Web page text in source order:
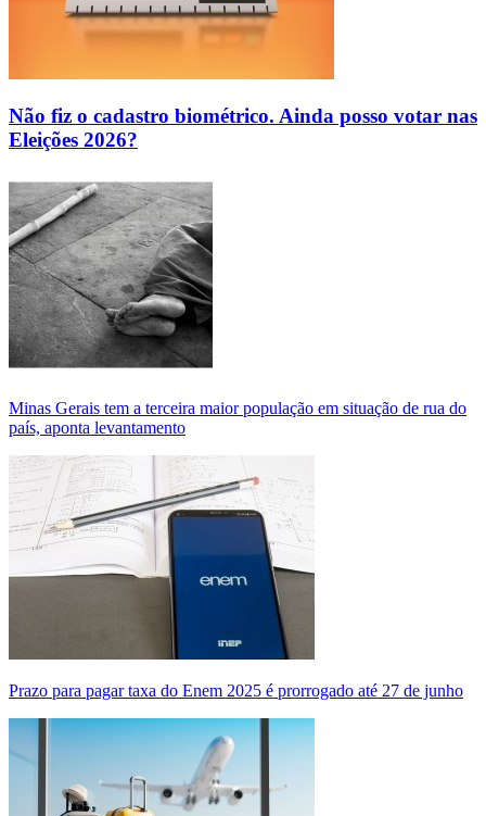
Não fiz o cadastro biométrico. Ainda posso votar nas
Eleições 2026?
Minas Gerais tem a terceira maior população em situação de rua do
país, aponta levantamento
Prazo para pagar taxa do Enem 2025 é prorrogado até 27 de junho